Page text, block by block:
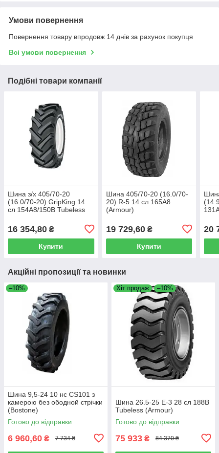
Умови повернення
Повернення товару впродовж 14 днів за рахунок покупця
Всі умови повернення
Подібні товари компанії
Шина з/х 405/70-20
(16.0/70-20) GripKing 14
сл 154A8/150B Tubeless
16 354,80 ₴
Купити
Шина 405/70-20 (16.0/70-
20) R-5 14 сл 165A8
(Armour)
19 729,60₴
Купити
20
Акційні пропозиції та новинки
–10%
Шина 9,5-24 10 нс CS101 з
камерою без ободной стрічки
(Bostone)
Готово до відправки
6 960,60 ₴ 7 734 ₴
Хіт продаж –10%
Шина 26.5-25 E-3 28 сл 188B
Tubeless (Armour)
Готово до відправки
75 933 ₴ 84 370 ₴